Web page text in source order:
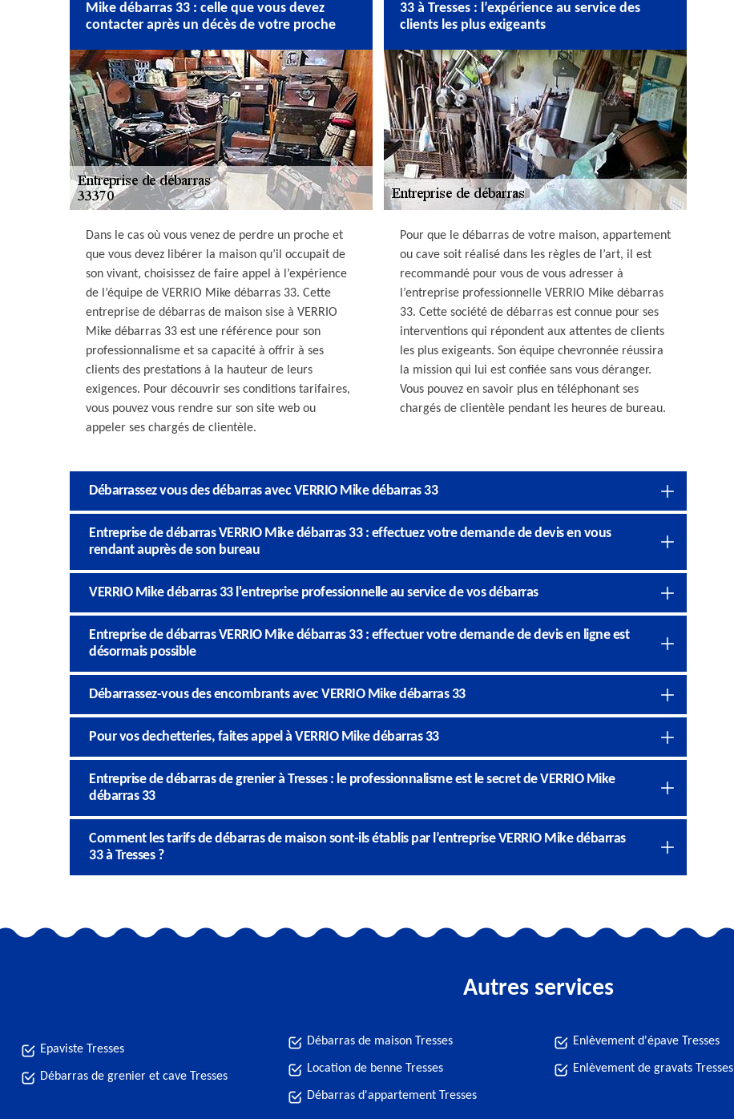
Mike débarras 33 : celle que vous devez
contacter après un décès de votre proche
Dans le cas où vous venez de perdre un proche et
que vous devez libérer la maison qu’il occupait de
son vivant, choisissez de faire appel à l’expérience
de l’équipe de VERRIO Mike débarras 33. Cette
entreprise de débarras de maison sise à VERRIO
Mike débarras 33 est une référence pour son
professionnalisme et sa capacité à offrir à ses
clients des prestations à la hauteur de leurs
exigences. Pour découvrir ses conditions tarifaires,
vous pouvez vous rendre sur son site web ou
appeler ses chargés de clientèle.
33 à Tresses : l’expérience au service des
clients les plus exigeants
Pour que le débarras de votre maison, appartement
ou cave soit réalisé dans les règles de l’art, il est
recommandé pour vous de vous adresser à
l’entreprise professionnelle VERRIO Mike débarras
33. Cette société de débarras est connue pour ses
interventions qui répondent aux attentes de clients
les plus exigeants. Son équipe chevronnée réussira
la mission qui lui est confiée sans vous déranger.
Vous pouvez en savoir plus en téléphonant ses
chargés de clientèle pendant les heures de bureau.
Débarrassez vous des débarras avec VERRIO Mike débarras 33
Entreprise de débarras VERRIO Mike débarras 33 : effectuez votre demande de devis en vous
rendant auprès de son bureau
VERRIO Mike débarras 33 l'entreprise professionnelle au service de vos débarras
Entreprise de débarras VERRIO Mike débarras 33 : effectuer votre demande de devis en ligne est
désormais possible
Débarrassez-vous des encombrants avec VERRIO Mike débarras 33
Pour vos dechetteries, faites appel à VERRIO Mike débarras 33
Entreprise de débarras de grenier à Tresses : le professionnalisme est le secret de VERRIO Mike
débarras 33
Comment les tarifs de débarras de maison sont-ils établis par l’entreprise VERRIO Mike débarras
33 à Tresses ?
Autres services
Epaviste Tresses
Débarras de grenier et cave Tresses
Débarras de maison Tresses
Location de benne Tresses
Débarras d'appartement Tresses
Enlèvement d'épave Tresses
Enlèvement de gravats Tresses